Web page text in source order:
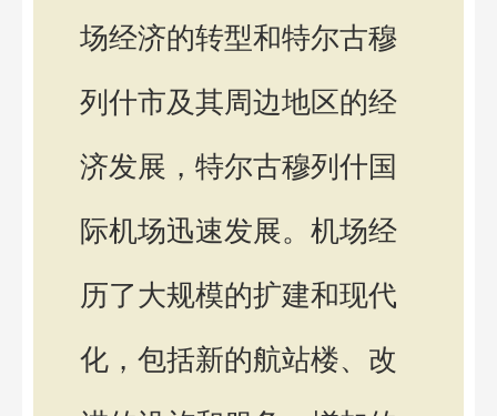
场经济的转型和特尔古穆
列什市及其周边地区的经
济发展，特尔古穆列什国
际机场迅速发展。机场经
历了大规模的扩建和现代
化，包括新的航站楼、改